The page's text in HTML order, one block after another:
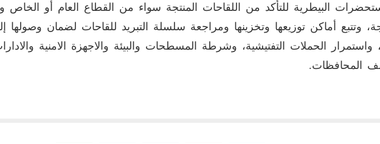
البيطرية للتأكد من اللقاحات المنتجة سواء من القطاع العام أو الخاص
وتتبع أماكن توزيعها وتخزينها ومراجعة سلسلة التبريد للقاحات لضمان وصولها
واستمرار الحملات التفتيشية، وشرطة المسطحات والبيئة والاجهزة الامنية
المحافظات.